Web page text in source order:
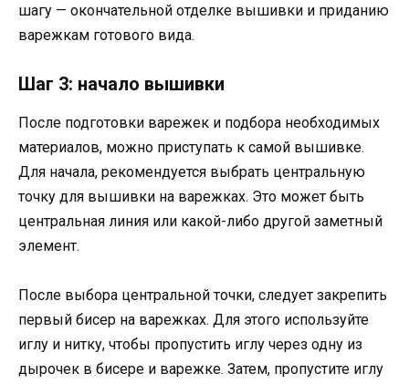
шагу — окончательной отделке вышивки и приданию
варежкам готового вида.
Шаг 3: начало вышивки
После подготовки варежек и подбора необходимых
материалов, можно приступать к самой вышивке.
Для начала, рекомендуется выбрать центральную
точку для вышивки на варежках. Это может быть
центральная линия или какой-либо другой заметный
элемент.
После выбора центральной точки, следует закрепить
первый бисер на варежках. Для этого используйте
иглу и нитку, чтобы пропустить иглу через одну из
дырочек в бисере и варежке. Затем, пропустите иглу